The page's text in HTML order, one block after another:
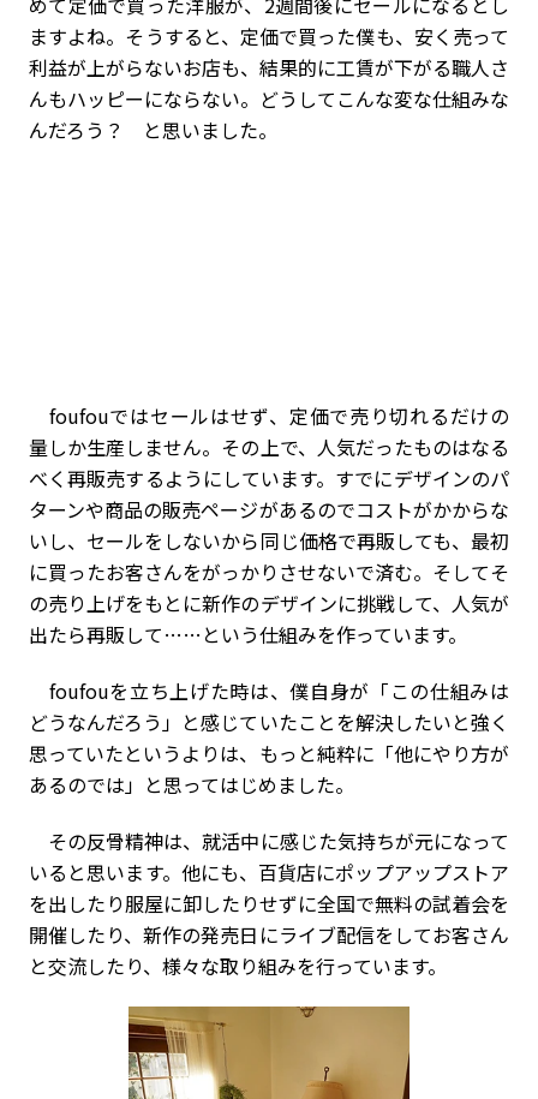
ますよね。そうすると、定価で買った僕も、安く売って
利益が上がらないお店も、結果的に工賃が下がる職人さ
んもハッピーにならない。どうしてこんな変な仕組みな
んだろう？ と思いました。
foufouではセールはせず、定価で売り切れるだけの
量しか生産しません。その上で、人気だったものはなる
べく再販売するようにしています。すでにデザインのパ
ターンや商品の販売ページがあるのでコストがかからな
いし、セールをしないから同じ価格で再販しても、最初
に買ったお客さんをがっかりさせないで済む。そしてそ
の売り上げをもとに新作のデザインに挑戦して、人気が
出たら再販して……という仕組みを作っています。
foufouを立ち上げた時は、僕自身が「この仕組みは
どうなんだろう」と感じていたことを解決したいと強く
思っていたというよりは、もっと純粋に「他にやり方が
あるのでは」と思ってはじめました。
その反骨精神は、就活中に感じた気持ちが元になって
いると思います。他にも、百貨店にポップアップストア
を出したり服屋に卸したりせずに全国で無料の試着会を
開催したり、新作の発売日にライブ配信をしてお客さん
と交流したり、様々な取り組みを行っています。